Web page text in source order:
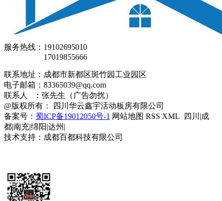
服务热线：19102695010
17019855666
联系地址：成都市新都区斑竹园工业园区
电子邮箱：83365039@qq.com
联系人 ：张先生（广告勿扰）
@版权所有： 四川华云鑫宇活动板房有限公司
备案号： 蜀ICP备19012050号-1 网站地图 RSS XML 四川|成
都|南充|绵阳|达州|
技术支持：成都百都科技有限公司